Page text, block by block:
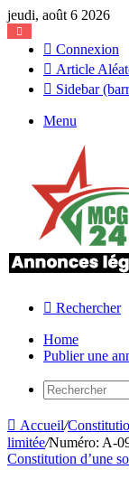
jeudi, août 6 2026
Connexion
Article
Sidebar
Menu
Rechercher
Home
Publier une
Accueil/
limitée/Numéro: A-
Constitution d’une